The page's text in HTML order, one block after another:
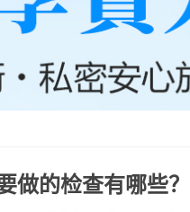
做的检查有哪些？